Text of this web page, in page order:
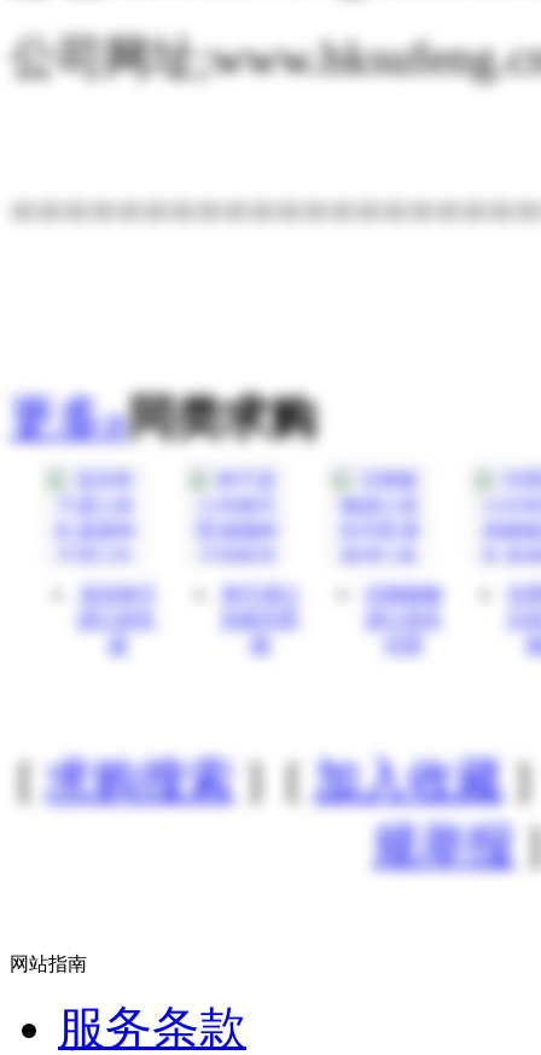
公司网址
更多»同类求购
花卉种子
种子进口
日韩植物
[求购搜索 ] [ 加入收藏]
规举报
网站指南
服务条款